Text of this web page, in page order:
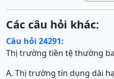
Các câu hỏi khác:
Câu hỏi 24291:
Thị trường tiền tệ thường
A. Thị trường tín dụng dài